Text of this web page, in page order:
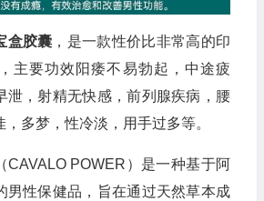
盒胶囊 ，是一款性价比非常高的印
主要功效阳痿不易勃起，中途疲
泄，射精无快感，前列腺疾病，腰
多梦，性冷淡，用手过多等。
CAVALO POWER）是一种基于阿
男性保健品，旨在通过天然草本成